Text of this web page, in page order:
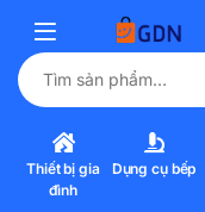
Tìm kiếm:
Thiết bị gia
đình
Dụng cụ bếp